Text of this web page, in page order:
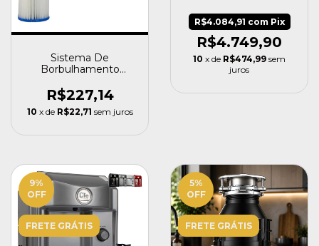
Sistema De
Borbulhamento
R$227,14
10 x de R$22,71 sem juros
R$4.749,90
R$4.084,91 com Pix
10 x de R$474,99 sem
juros
9%
OFF
FRETE GRÁTIS
5%
OFF
FRETE GRÁTIS